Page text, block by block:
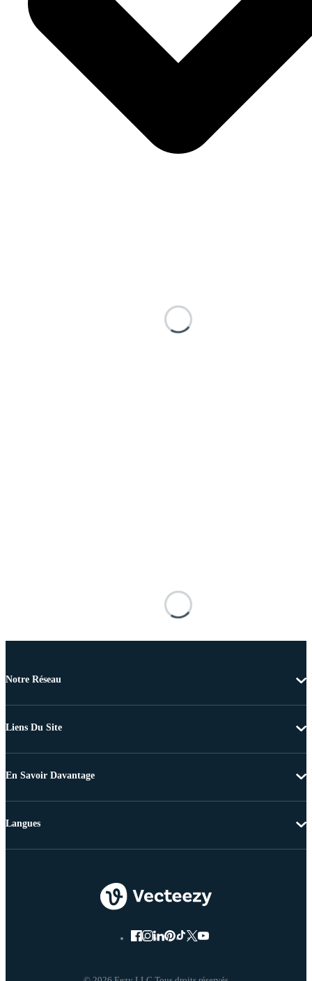
Notre Réseau
Liens Du Site
En Savoir Davantage
Langues